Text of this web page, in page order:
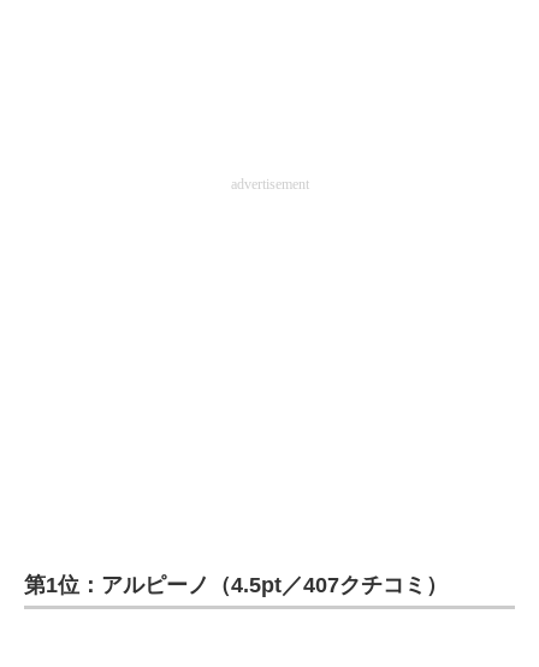
advertisement
第1位：アルピーノ（4.5pt／407クチコミ）